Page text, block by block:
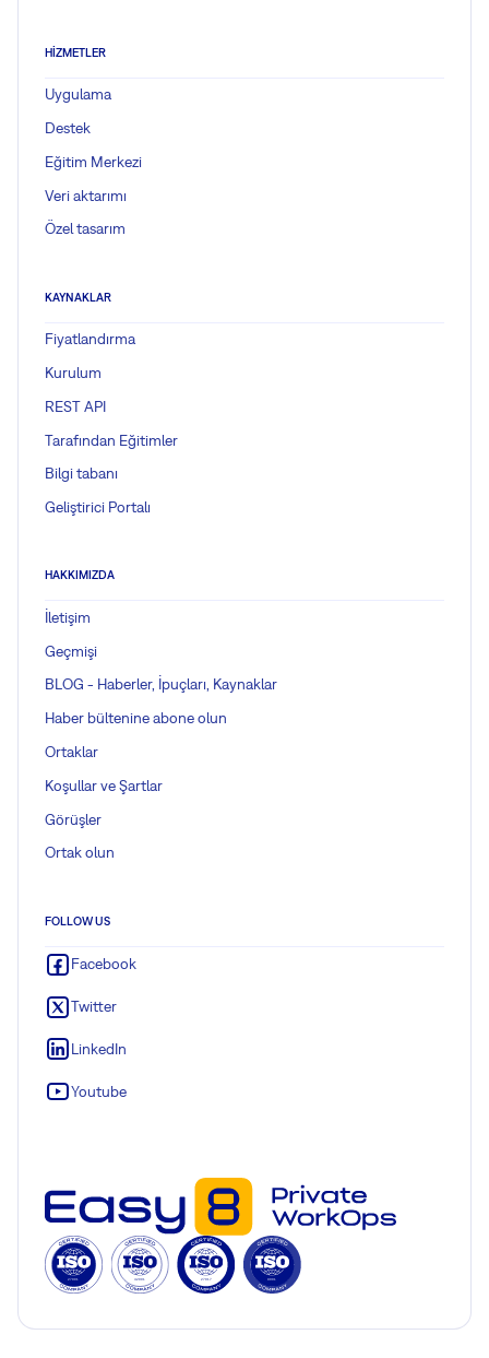
HIZMETLER
Uygulama
Destek
Eğitim Merkezi
Veri aktarımı
Özel tasarım
KAYNAKLAR
Fiyatlandırma
Kurulum
REST API
Tarafından Eğitimler
Bilgi tabanı
Geliştirici Portalı
HAKKIMIZDA
İletişim
Geçmişi
BLOG - Haberler, İpuçları, Kaynaklar
Haber bültenine abone olun
Ortaklar
Koşullar ve Şartlar
Görüşler
Ortak olun
FOLLOW US
Facebook
Twitter
LinkedIn
Youtube